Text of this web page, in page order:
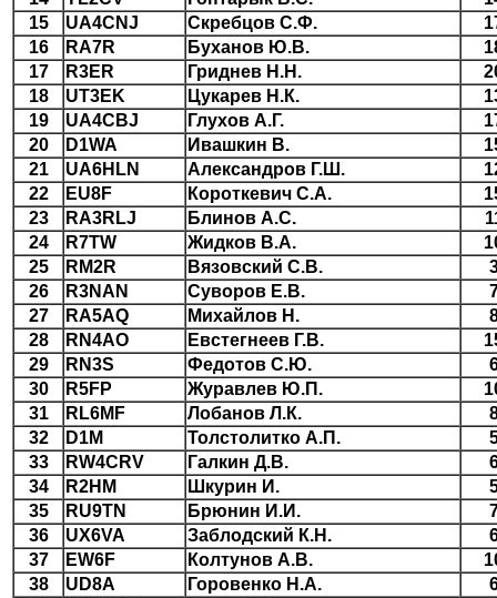
15
UA4CNJ Скребцов С.Ф.
16
RA7R Буханов Ю.В.
17
R3ER Гриднев Н.Н.
18
UT3EK Цукарев Н.К.
19
UA4CBJ Глухов А.Г.
20
D1WA Ивашкин В.
21
UA6HLN Александров Г.Ш.
22
EU8F Короткевич С.А.
23
RA3RLJ Блинов А.С.
24
R7TW Жидков В.А.
25
RM2R Вязовский С.В.
26
R3NAN Суворов Е.В.
27
RA5AQ Михайлов Н.
28
RN4AO Евстегнеев Г.В.
29
RN3S Федотов С.Ю.
30
R5FP Журавлев Ю.П.
31
RL6MF Лобанов Л.К.
32
D1M Толстолитко А.П.
33
RW4CRV Галкин Д.В.
34
R2HM Шкурин И.
35
RU9TN Брюнин И.И.
36
UX6VA Заблодский К.Н.
37
EW6F Колтунов А.В.
38
UD8A Горовенко Н.А.